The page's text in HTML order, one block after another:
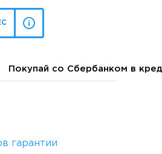
Покупай со Сбербанком в
гарантии